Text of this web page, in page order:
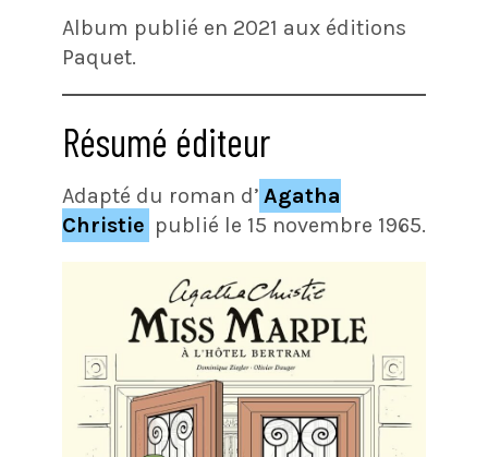
Album publié en 2021 aux éditions
Paquet.
Résumé éditeur
Adapté du roman d’ Agatha
Christie publié le 15 novembre 1965.